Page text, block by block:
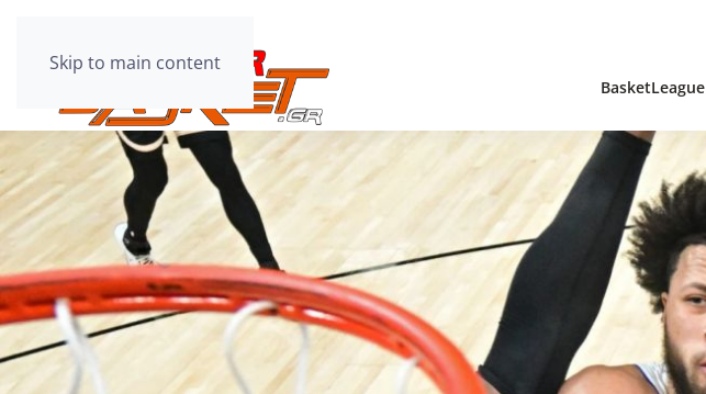
Skip to main content
BasketLeague